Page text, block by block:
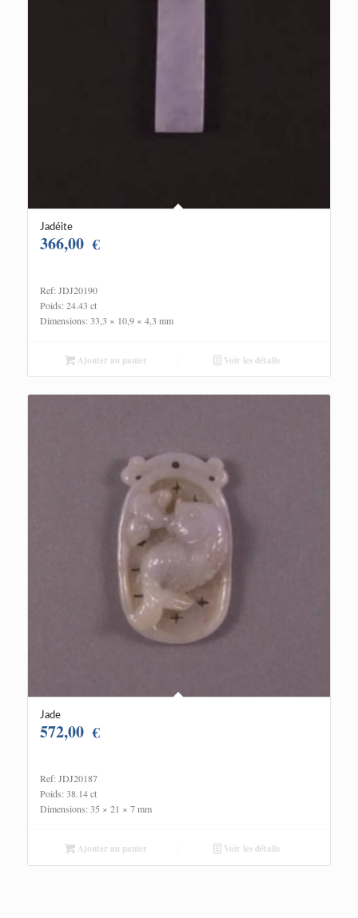
Jadéite
366,00 €
Ref: JDJ20190
Poids: 24.43 ct
Dimensions: 33,3 × 10,9 × 4,3 mm
Ajouter au panier Voir les détails
Jade
572,00 €
Ref: JDJ20187
Poids: 38.14 ct
Dimensions: 35 × 21 × 7 mm
Ajouter au panier Voir les détails